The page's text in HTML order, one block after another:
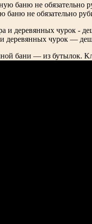
баню не обязательно
и деревянных чурок —
бани — из бутылок.